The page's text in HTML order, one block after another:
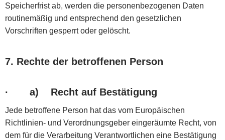
Speicherfrist ab, werden die personenbezogenen Daten
routinemäßig und entsprechend den gesetzlichen
Vorschriften gesperrt oder gelöscht.
7. Rechte der betroffenen Person
· a) Recht auf Bestätigung
Jede betroffene Person hat das vom Europäischen
Richtlinien- und Verordnungsgeber eingeräumte Recht, von
dem für die Verarbeitung Verantwortlichen eine Bestätigung